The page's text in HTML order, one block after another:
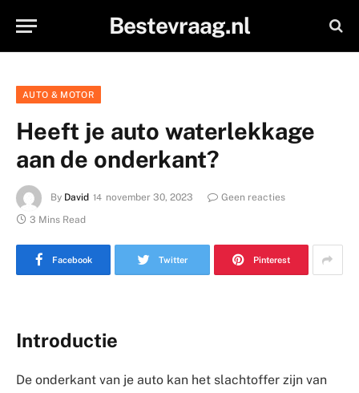
Bestevraag.nl
AUTO & MOTOR
Heeft je auto waterlekkage
aan de onderkant?
By David november 30, 2023
Geen reacties
3 Mins Read
Facebook Twitter Pinterest
Introductie
De onderkant van je auto kan het slachtoffer zijn van